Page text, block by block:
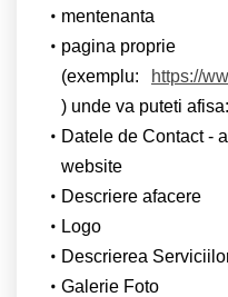
mentenanta
pagina proprie
(exemplu:
https://
) unde va puteti afisa:
Datele de Contact -
website
Descriere afacere
Logo
Descrierea
Galerie Foto